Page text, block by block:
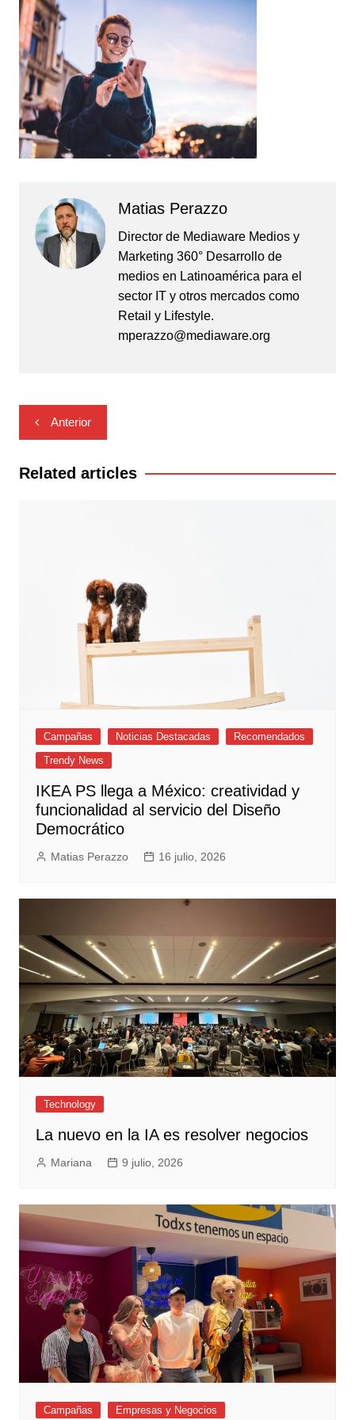
Matias Perazzo
Director de Mediaware Medios y
Marketing 360° Desarrollo de
medios en Latinoamérica para el
sector IT y otros mercados como
Retail y Lifestyle.
mperazzo@mediaware.org
Navegación
de
entradas
Anterior
Related articles
Campañas Noticias Destacadas
Recomendados
Trendy News
IKEA PS llega a México: creatividad y
funcionalidad al servicio del Diseño
Democrático
Matias Perazzo 16 julio, 2026
Technology
La nuevo en la IA es resolver negocios
Mariana 9 julio, 2026
Campañas Empresas y Negocios